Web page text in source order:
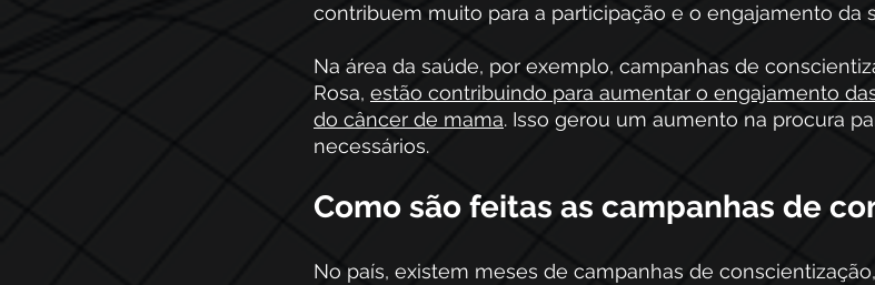
contribuem muito para a participação e o engajamento da
Na área da saúde, por exemplo, campanhas de
Rosa, estão contribuindo para aumentar o engajamento
do câncer de mama. Isso gerou um aumento na procura
necessários.
Como são feitas as campanhas de
No país, existem meses de campanhas de